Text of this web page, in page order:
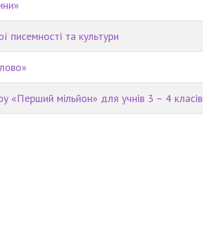
писемності та культури
«Перший мільйон» для учнів 3 – 4 класів